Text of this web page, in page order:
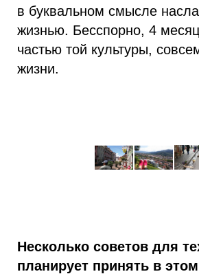
в буквальном смысле
жизнью. Бесспорно, 4
частью той культуры,
жизни.
Несколько советов для
планирует принять в